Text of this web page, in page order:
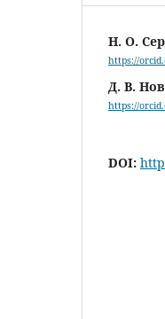
Н. О.
https://
Д. В.
https://
DOI: